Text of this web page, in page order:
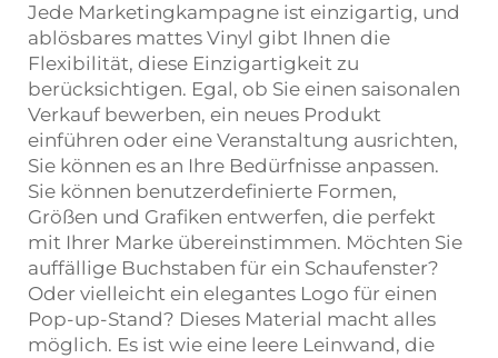
Jede Marketingkampagne ist einzigartig, und
ablösbares mattes Vinyl gibt Ihnen die
Flexibilität, diese Einzigartigkeit zu
berücksichtigen. Egal, ob Sie einen saisonalen
Verkauf bewerben, ein neues Produkt
einführen oder eine Veranstaltung ausrichten,
Sie können es an Ihre Bedürfnisse anpassen.
Sie können benutzerdefinierte Formen,
Größen und Grafiken entwerfen, die perfekt
mit Ihrer Marke übereinstimmen. Möchten Sie
auffällige Buchstaben für ein Schaufenster?
Oder vielleicht ein elegantes Logo für einen
Pop-up-Stand? Dieses Material macht alles
möglich. Es ist wie eine leere Leinwand, die